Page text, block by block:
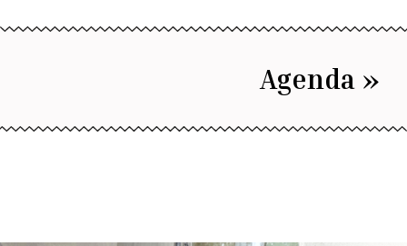
Agenda »